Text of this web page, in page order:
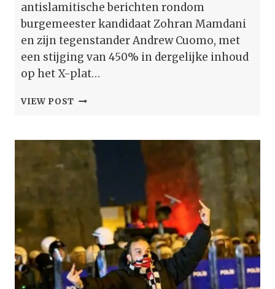
antislamitische berichten rondom
burgemeester kandidaat Zohran Mamdani
en zijn tegenstander Andrew Cuomo, met
een stijging van 450% in dergelijke inhoud
op het X-plat…
VIEW POST ANTI-
ZOHRAN
MAMDANI
STEGEN
PROCENT